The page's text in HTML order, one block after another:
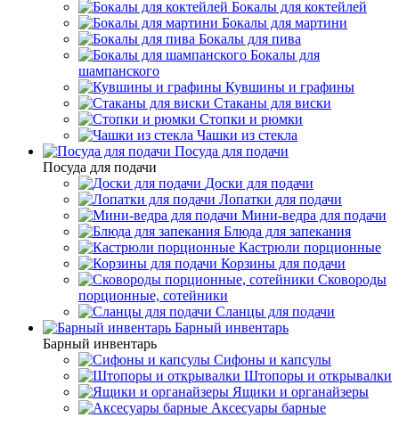
Бокалы для коктейлей
Бокалы для мартини
Бокалы для пива
Бокалы для
шампанского
Кувшины и графины
Стаканы для виски
Стопки и рюмки
Чашки из стекла
Посуда для подачи
Посуда для подачи
Доски для подачи
Лопатки для подачи
Мини-ведра для подачи
Блюда для запекания
Кастрюли порционные
Корзины для подачи
Сковороды
порционные, сотейники
Сланцы для подачи
Барный инвентарь
Барный инвентарь
Сифоны и капсулы
Штопоры и открывалки
Ящики и органайзеры
Аксесуары барные